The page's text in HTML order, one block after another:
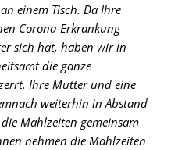
einem Tisch. Da Ihre
Corona-Erkrankung
sich hat, haben wir in
die ganze
Ihre Mutter und eine
weiterhin in Abstand
Mahlzeiten gemeinsam
nehmen die Mahlzeiten